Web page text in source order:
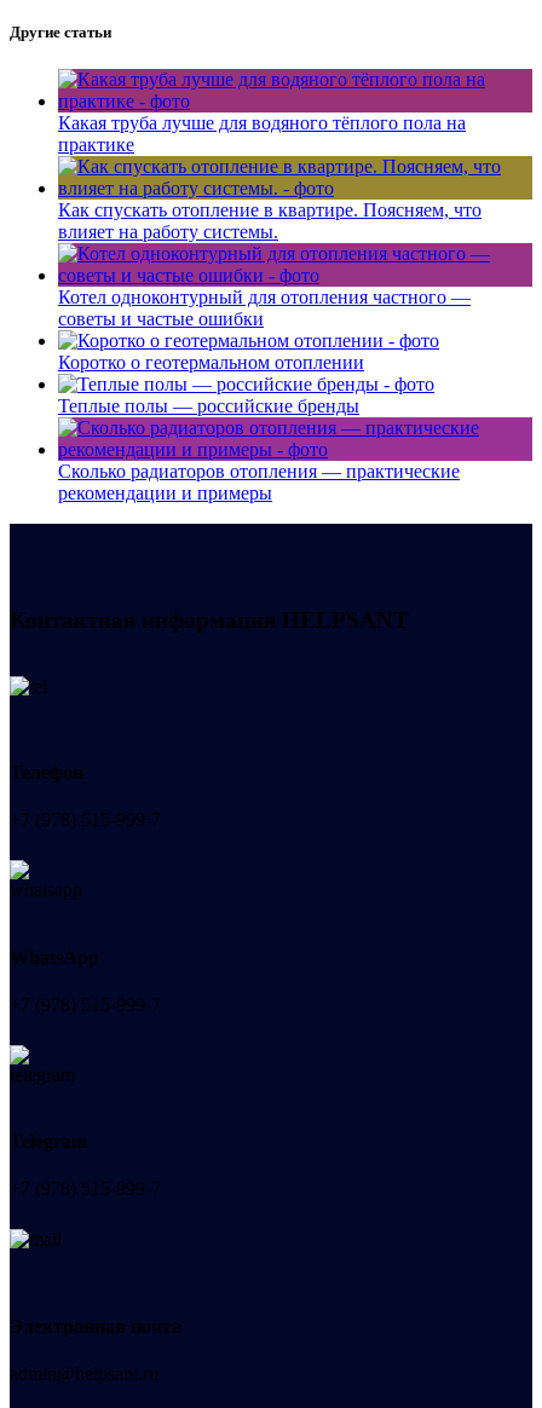
Другие статьи
Какая труба лучше для водяного тёплого пола на
практике
Как спускать отопление в квартире. Поясняем, что
влияет на работу системы.
Котел одноконтурный для отопления частного —
советы и частые ошибки
Коротко о геотермальном отоплении
Теплые полы — российские бренды
Сколько радиаторов отопления — практические
рекомендации и примеры
Контактная информация HELPSANT
Телефон
+7 (978) 515-999-7
WhatsApp
+7 (978) 515-999-7
Telegram
+7 (978) 515-999-7
Электронная почта
admin@helpsant.ru